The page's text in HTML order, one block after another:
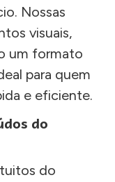
Nossas
visuais,
um formato
para quem
e eficiente.
do
do